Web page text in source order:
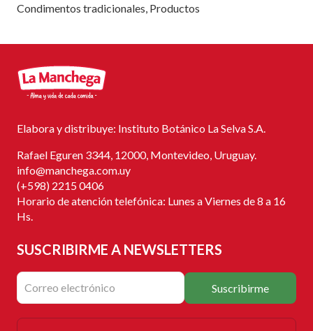
Condimentos tradicionales, Productos
Elabora y distribuye: Instituto Botánico La Selva S.A.
Rafael Eguren 3344, 12000, Montevideo, Uruguay.
info@manchega.com.uy
(+598) 2215 0406
Horario de atención telefónica: Lunes a Viernes de 8 a 16
Hs.
SUSCRIBIRME A NEWSLETTERS
Suscribirme